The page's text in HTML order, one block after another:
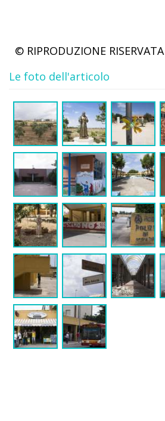
© RIPRODUZIONE RISERVATA
Le foto dell'articolo